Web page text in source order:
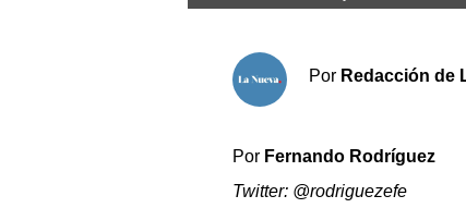
Horóscopo
Suplementos
Por Redacción de
Por Fernando Rodríguez
Twitter: @rodriguezefe